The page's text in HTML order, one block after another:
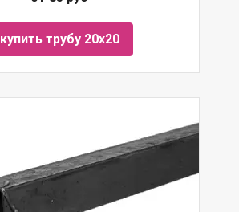
купить трубу 20х20